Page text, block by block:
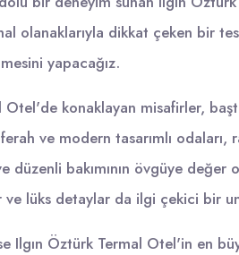
olanaklarıyla dikkat çeken bir
yapacağız.
Otel'de konaklayan misafirler,
ve modern tasarımlı odaları,
düzenli bakımının övgüye
lüks detaylar da ilgi çekici bir
Ilgın Öztürk Termal Otel'in en